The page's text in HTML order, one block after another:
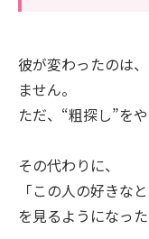
彼が変わったのは
ません。
ただ、“粗探し”をや
その代わりに、
「この人の好きな
を見るようになった